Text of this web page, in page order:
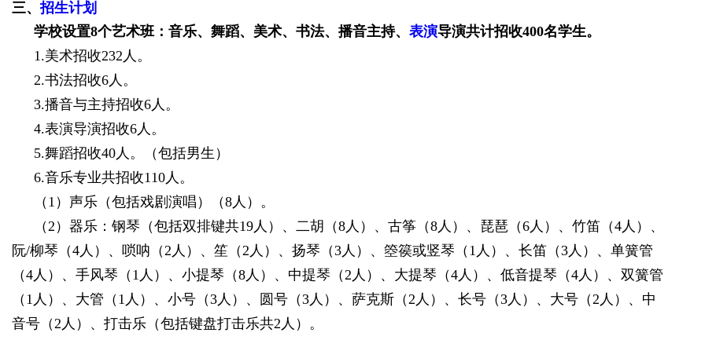
三、招生计划
学校设置8个艺术班：音乐、舞蹈、美术、书法、播音主持、 表演导演共计招收400名学生。
1.美术招收232 人。
2.书法招收6人。
3.播音与主持招收6人。
4.表演导演招收6人。
5.舞蹈招收40人。（包括男生）
6.音乐专业共招收110人。
（ 1 ）声乐（包括戏剧演唱）（8人）。
（2 ）器乐：钢琴（包括双排键共19人）、二胡（8人）、古筝（8人）、琵琶（6人）、竹笛（4人）、
阮/柳琴（4人）、唢呐（2 人）、笙（2 人）、扬琴（3人）、箜篌或竖琴（ 1 人）、长笛（3人）、单簧管
（4人）、手风琴（ 1 人）、小提琴（8人）、中提琴（2 人）、大提琴（4人）、低音提琴（4人）、双簧管
（ 1 人）、大管（ 1 人）、小号（3人）、圆号（3人）、萨克斯（2 人）、长号（3人）、大号（2 人）、中
音号（2 人）、打击乐（包括键盘打击乐共2 人）。